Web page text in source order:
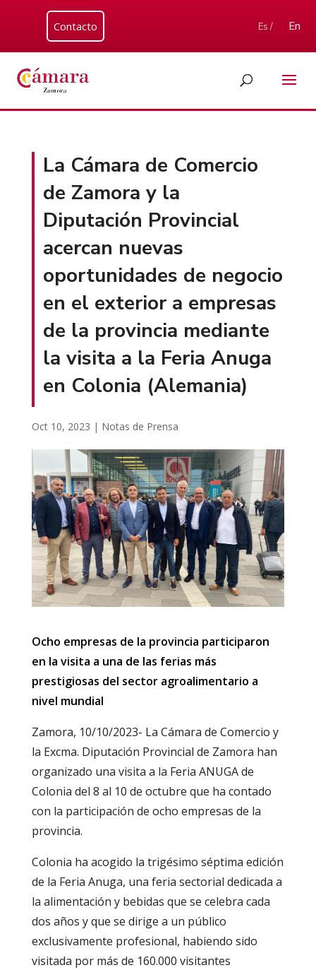
Contacto Es / En
La Cámara de Comercio
de Zamora y la
Diputación Provincial
acercan nuevas
oportunidades de negocio
en el exterior a empresas
de la provincia mediante
la visita a la Feria Anuga
en Colonia (Alemania)
Oct 10, 2023 | Notas de Prensa
Ocho empresas de la provincia participaron
en la visita a una de las ferias más
prestigiosas del sector agroalimentario a
nivel mundial
Zamora, 10/10/2023- La Cámara de Comercio y
la Excma. Diputación Provincial de Zamora han
organizado una visita a la Feria ANUGA de
Colonia del 8 al 10 de octubre que ha contado
con la participación de ocho empresas de la
provincia.
Colonia ha acogido la trigésimo séptima edición
de la Feria Anuga, una feria sectorial dedicada a
la alimentación y bebidas que se celebra cada
dos años y que se dirige a un público
exclusivamente profesional, habiendo sido
visitada por más de 160.000 visitantes